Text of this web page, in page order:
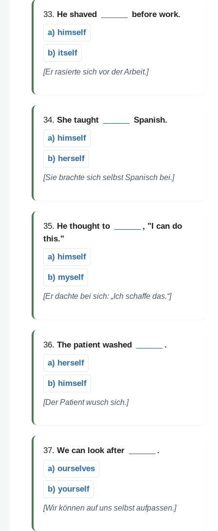
33. He shaved
before work.
a) himself
b) itself
[Er rasierte sich vor der Arbeit.]
34. She taught
Spanish.
a) himself
b) herself
[Sie brachte sich selbst Spanisch bei.]
35. He thought to
, "I can do
this."
a) himself
b) myself
[Er dachte bei sich: „Ich schaffe das.“]
36. The patient washed
.
a) herself
b) himself
[Der Patient wusch sich.]
37. We can look after
.
a) ourselves
b) yourself
[Wir können auf uns selbst aufpassen.]